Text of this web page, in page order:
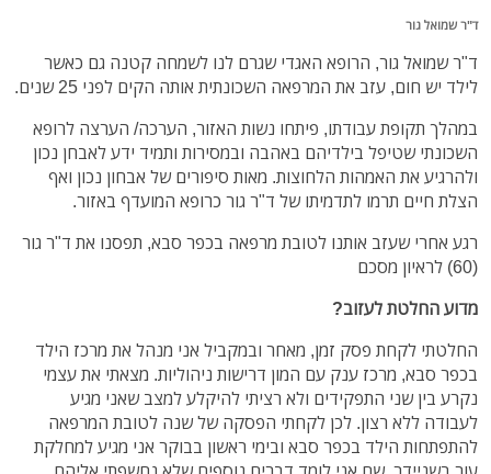
ד"ר שמואל גור
ד"ר שמואל גור, הרופא האגדי שגרם לנו לשמחה קטנה גם כאשר
לילד יש חום, עזב את המרפאה השכונתית אותה הקים לפני 25 שנים.
במהלך תקופת עבודתו, פיתחו נשות האזור, הערכה/ הערצה לרופא
השכונתי שטיפל בילדיהם באהבה ובמסירות ותמיד ידע לאבחן נכון
ולהרגיע את האמהות הלחוצות. מאות סיפורים של אבחון נכון ואף
הצלת חיים תרמו לתדמיתו של ד"ר גור כרופא המועדף באזור.
רגע אחרי שעזב אותנו לטובת מרפאה בכפר סבא, תפסנו את ד"ר גור
(60) לראיון מסכם
מדוע החלטת לעזוב?
החלטתי לקחת פסק זמן, מאחר ובמקביל אני מנהל את מרכז הילד
בכפר סבא, מרכז ענק עם המון דרישות ניהוליות. מצאתי את עצמי
נקרע בין שני התפקידים ולא רציתי להיקלע למצב שאני מגיע
לעבודה ללא רצון. לכן לקחתי הפסקה של שנה לטובת המרפאה
להתפתחות הילד בכפר סבא ובימי ראשון בבוקר אני מגיע למחלקת